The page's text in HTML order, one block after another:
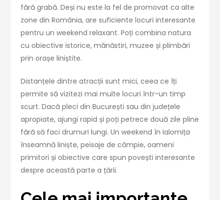
fără grabă. Deși nu este la fel de promovat ca alte
zone din România, are suficiente locuri interesante
pentru un weekend relaxant. Poți combina natura
cu obiective istorice, mănăstiri, muzee și plimbări
prin orașe liniștite.
Distanțele dintre atracții sunt mici, ceea ce îți
permite să vizitezi mai multe locuri într-un timp
scurt. Dacă pleci din București sau din județele
apropiate, ajungi rapid și poți petrece două zile pline
fără să faci drumuri lungi. Un weekend în Ialomița
înseamnă liniște, peisaje de câmpie, oameni
primitori și obiective care spun povești interesante
despre această parte a țării.